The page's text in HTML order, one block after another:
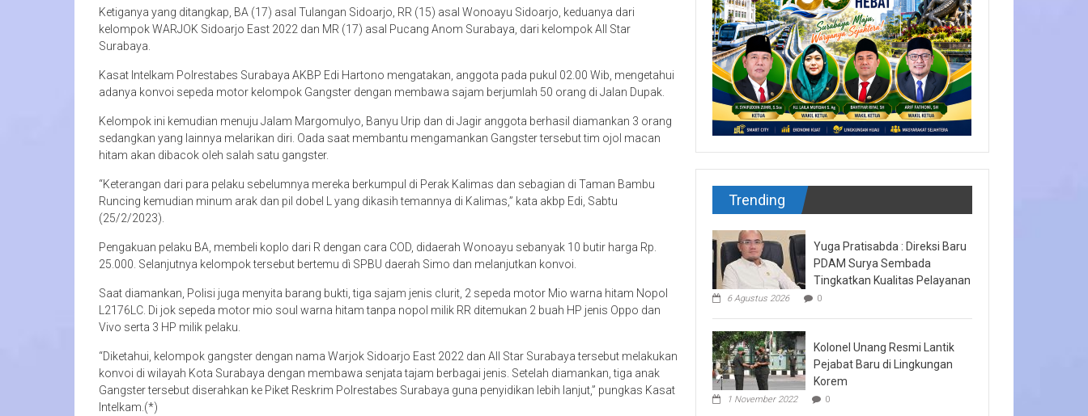
Ketiganya yang ditangkap, BA (17) asal Tulangan Sidoarjo, RR (15) asal Wonoayu Sidoarjo, keduanya dari
kelompok WARJOK Sidoarjo East 2022 dan MR (17) asal Pucang Anom Surabaya, dari kelompok All Star
Surabaya.
Kasat Intelkam Polrestabes Surabaya AKBP Edi Hartono mengatakan, anggota pada pukul 02.00 Wib, mengetahui
adanya konvoi sepeda motor kelompok Gangster dengan membawa sajam berjumlah 50 orang di Jalan Dupak.
Kelompok ini kemudian menuju Jalam Margomulyo, Banyu Urip dan di Jagir anggota berhasil diamankan 3 orang
sedangkan yang lainnya melarikan diri. Oada saat membantu mengamankan Gangster tersebut tim ojol macan
hitam akan dibacok oleh salah satu gangster.
“Keterangan dari para pelaku sebelumnya mereka berkumpul di Perak Kalimas dan sebagian di Taman Bambu
Runcing kemudian minum arak dan pil dobel L yang dikasih temannya di Kalimas,” kata akbp Edi, Sabtu
(25/2/2023).
Pengakuan pelaku BA, membeli koplo dari R dengan cara COD, didaerah Wonoayu sebanyak 10 butir harga Rp.
25.000. Selanjutnya kelompok tersebut bertemu dì SPBU daerah Simo dan melanjutkan konvoi.
Saat diamankan, Polisi juga menyita barang bukti, tiga sajam jenis clurit, 2 sepeda motor Mio warna hitam Nopol
L2176LC. Di jok sepeda motor mio soul warna hitam tanpa nopol milik RR ditemukan 2 buah HP jenis Oppo dan
Vivo serta 3 HP milik pelaku.
“Diketahui, kelompok gangster dengan nama Warjok Sidoarjo East 2022 dan All Star Surabaya tersebut melakukan
konvoi di wilayah Kota Surabaya dengan membawa senjata tajam berbagai jenis. Setelah diamankan, tiga anak
Gangster tersebut diserahkan ke Piket Reskrim Polrestabes Surabaya guna penyidikan lebih lanjut,” pungkas Kasat
Intelkam.(*)
Trending
Yuga Pratisabda : Direksi Baru
PDAM Surya Sembada
Tingkatkan Kualitas Pelayanan
6 Agustus 2026 0
Kolonel Unang Resmi Lantik
Pejabat Baru di Lingkungan
Korem
1 November 2022 0